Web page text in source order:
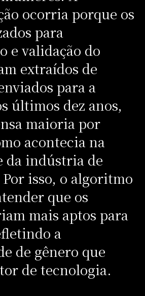
ocorria porque os
para
e validação do
extraídos de
para a
últimos dez anos,
maioria por
acontecia na
da indústria de
isso, o algoritmo
que os
mais aptos para
a
de gênero que
de tecnologia.